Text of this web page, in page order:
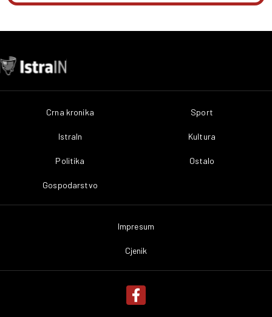
Crna kronika
IstraIn
Politika
Gospodarstvo
Sport
Kultura
Ostalo
Impresum
Cjenik